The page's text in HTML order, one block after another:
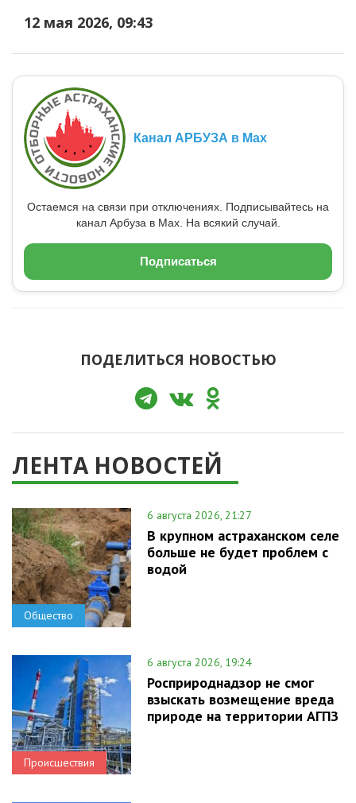
12 мая 2026, 09:43
Канал АРБУЗА в Max
Остаемся на связи при отключениях. Подписывайтесь на
канал Арбуза в Max. На всякий случай.
Подписаться
ПОДЕЛИТЬСЯ НОВОСТЬЮ
ЛЕНТА НОВОСТЕЙ
Общество
6 августа 2026, 21:27
В крупном астраханском селе
больше не будет проблем с
водой
Происшествия
6 августа 2026, 19:24
Росприроднадзор не смог
взыскать возмещение вреда
природе на территории АГПЗ